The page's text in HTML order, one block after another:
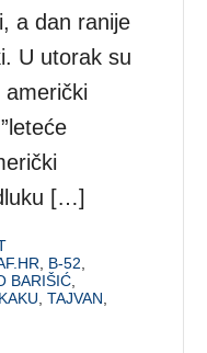
a dan ranije
U utorak su
američki
[…]
B-52
BARIŠIĆ
,TAJVAN